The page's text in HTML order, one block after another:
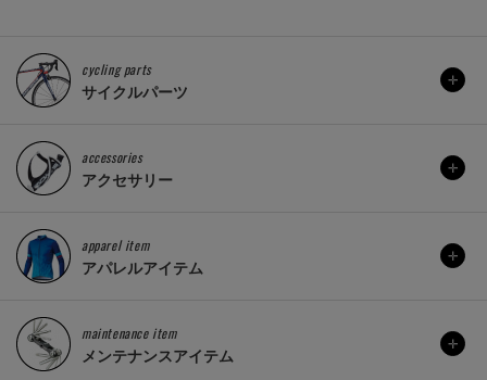
cycling parts
サイクルパーツ
accessories
アクセサリー
apparel item
アパレルアイテム
maintenance item
メンテナンスアイテム